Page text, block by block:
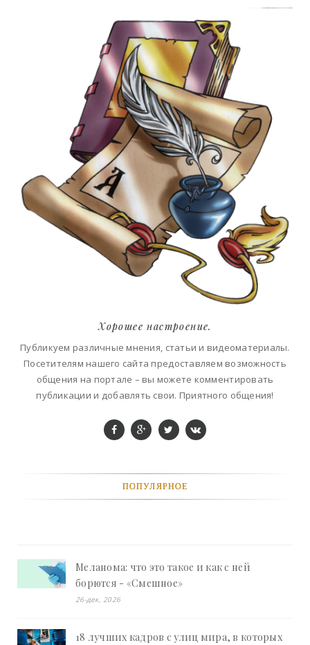
Хорошее настроение.
Публикуем различные мнения, статьи и видеоматериалы.
Посетителям нашего сайта предоставляем возможность
общения на портале – вы можете комментировать
публикации и добавлять свои. Приятного общения!
ПОПУЛЯРНОЕ
Меланома: что это такое и как с ней
борются - «Смешное»
26-дек, 2026
18 лучших кадров с улиц мира, в которых